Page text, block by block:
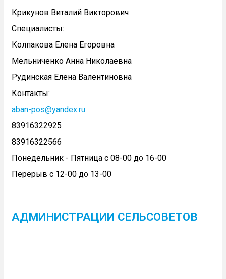
Крикунов Виталий Викторович
Специалисты:
Колпакова Елена Егоровна
Мельниченко Анна Николаевна
Рудинская Елена Валентиновна
Контакты:
aban-pos@yandex.ru
83916322925
83916322566
Понедельник - Пятница с 08-00 до 16-00
Перерыв с 12-00 до 13-00
АДМИНИСТРАЦИИ СЕЛЬСОВЕТОВ